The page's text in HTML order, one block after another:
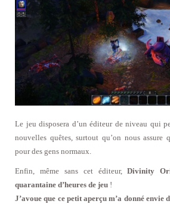
Le jeu disposera d’un éditeur de niveau qui
nouvelles quêtes, surtout qu’on nous assure
pour des gens normaux.
Enfin, même sans cet éditeur,Divinity
quarantaine d’heures de jeu !
J’avoue que ce petit aperçu m’a donné